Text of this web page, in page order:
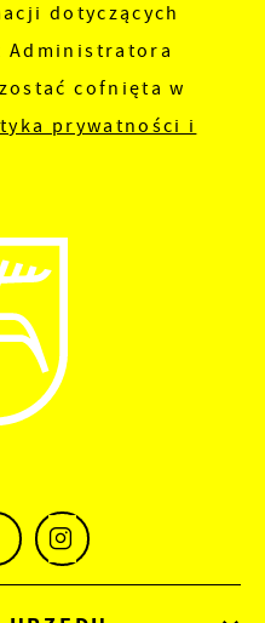
dotyczących
Administratora
cofnięta w
prywatności i